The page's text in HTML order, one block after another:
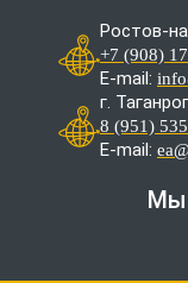
Ростов-
+7 (908)
E-mail:
г.
8 (951)
E-mail:
Мы